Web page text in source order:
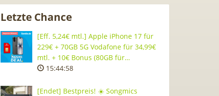
gratis VISA + 3,75% Zinsen
Letzte Chance
[Eff. 5,24€ mtl.] Apple iPhone 17 für
229€ + 70GB 5G Vodafone für 34,99€
mtl. + 10€ Bonus (80GB für…
15:44:58
[Endet] Bestpreis! ☀️ Songmics